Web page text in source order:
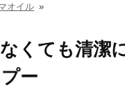
オイル »
くても清潔
ー